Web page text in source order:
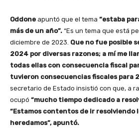
Oddone apuntó que el tema “estaba
más de un año”. “Es un tema que está
diciembre de 2023. Que no fue posible
2024 por diversas razones; a mí me
todas ellas con consecuencia fiscal
tuvieron consecuencias fiscales para
secretario de Estado insistió con que, a
ocupó “mucho tiempo dedicado a
“Estamos contentos de ir resolviendo
heredamos”, apuntó.